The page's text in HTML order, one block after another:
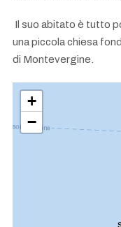
Il suo abitato è tutto
una piccola chiesa
di Montevergine.
+
−